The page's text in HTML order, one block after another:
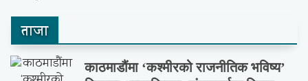
ताजा
काठमाडौंमा ‘कश्मीरको राजनीतिक भविष्य’